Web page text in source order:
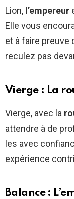
Lion, l’empereur
Elle vous
et à faire preuve
reculez pas
Vierge : La
Vierge, avec la
attendre à de
les avec
expérience
Balance :